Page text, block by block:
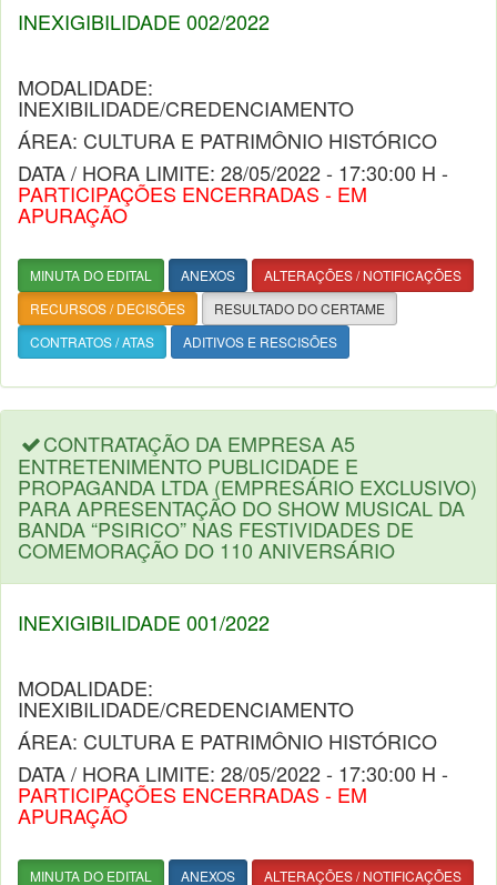
INEXIGIBILIDADE 002/2022
MODALIDADE:
INEXIBILIDADE/CREDENCIAMENTO
ÁREA: CULTURA E PATRIMÔNIO HISTÓRICO
DATA / HORA LIMITE: 28/05/2022 - 17:30:00 H -
PARTICIPAÇÕES ENCERRADAS - EM
APURAÇÃO
MINUTA DO EDITAL ANEXOS
ALTERAÇÕES / NOTIFICAÇÕES
RECURSOS / DECISÕES
RESULTADO DO CERTAME
CONTRATOS / ATAS
ADITIVOS E RESCISÕES
CONTRATAÇÃO DA EMPRESA A5
ENTRETENIMENTO PUBLICIDADE E
PROPAGANDA LTDA (EMPRESÁRIO EXCLUSIVO)
PARA APRESENTAÇÃO DO SHOW MUSICAL DA
BANDA “PSIRICO” NAS FESTIVIDADES DE
COMEMORAÇÃO DO 110 ANIVERSÁRIO
INEXIGIBILIDADE 001/2022
MODALIDADE:
INEXIBILIDADE/CREDENCIAMENTO
ÁREA: CULTURA E PATRIMÔNIO HISTÓRICO
DATA / HORA LIMITE: 28/05/2022 - 17:30:00 H -
PARTICIPAÇÕES ENCERRADAS - EM
APURAÇÃO
MINUTA DO EDITAL ANEXOS ALTERAÇÕES / NOTIFICAÇÕES